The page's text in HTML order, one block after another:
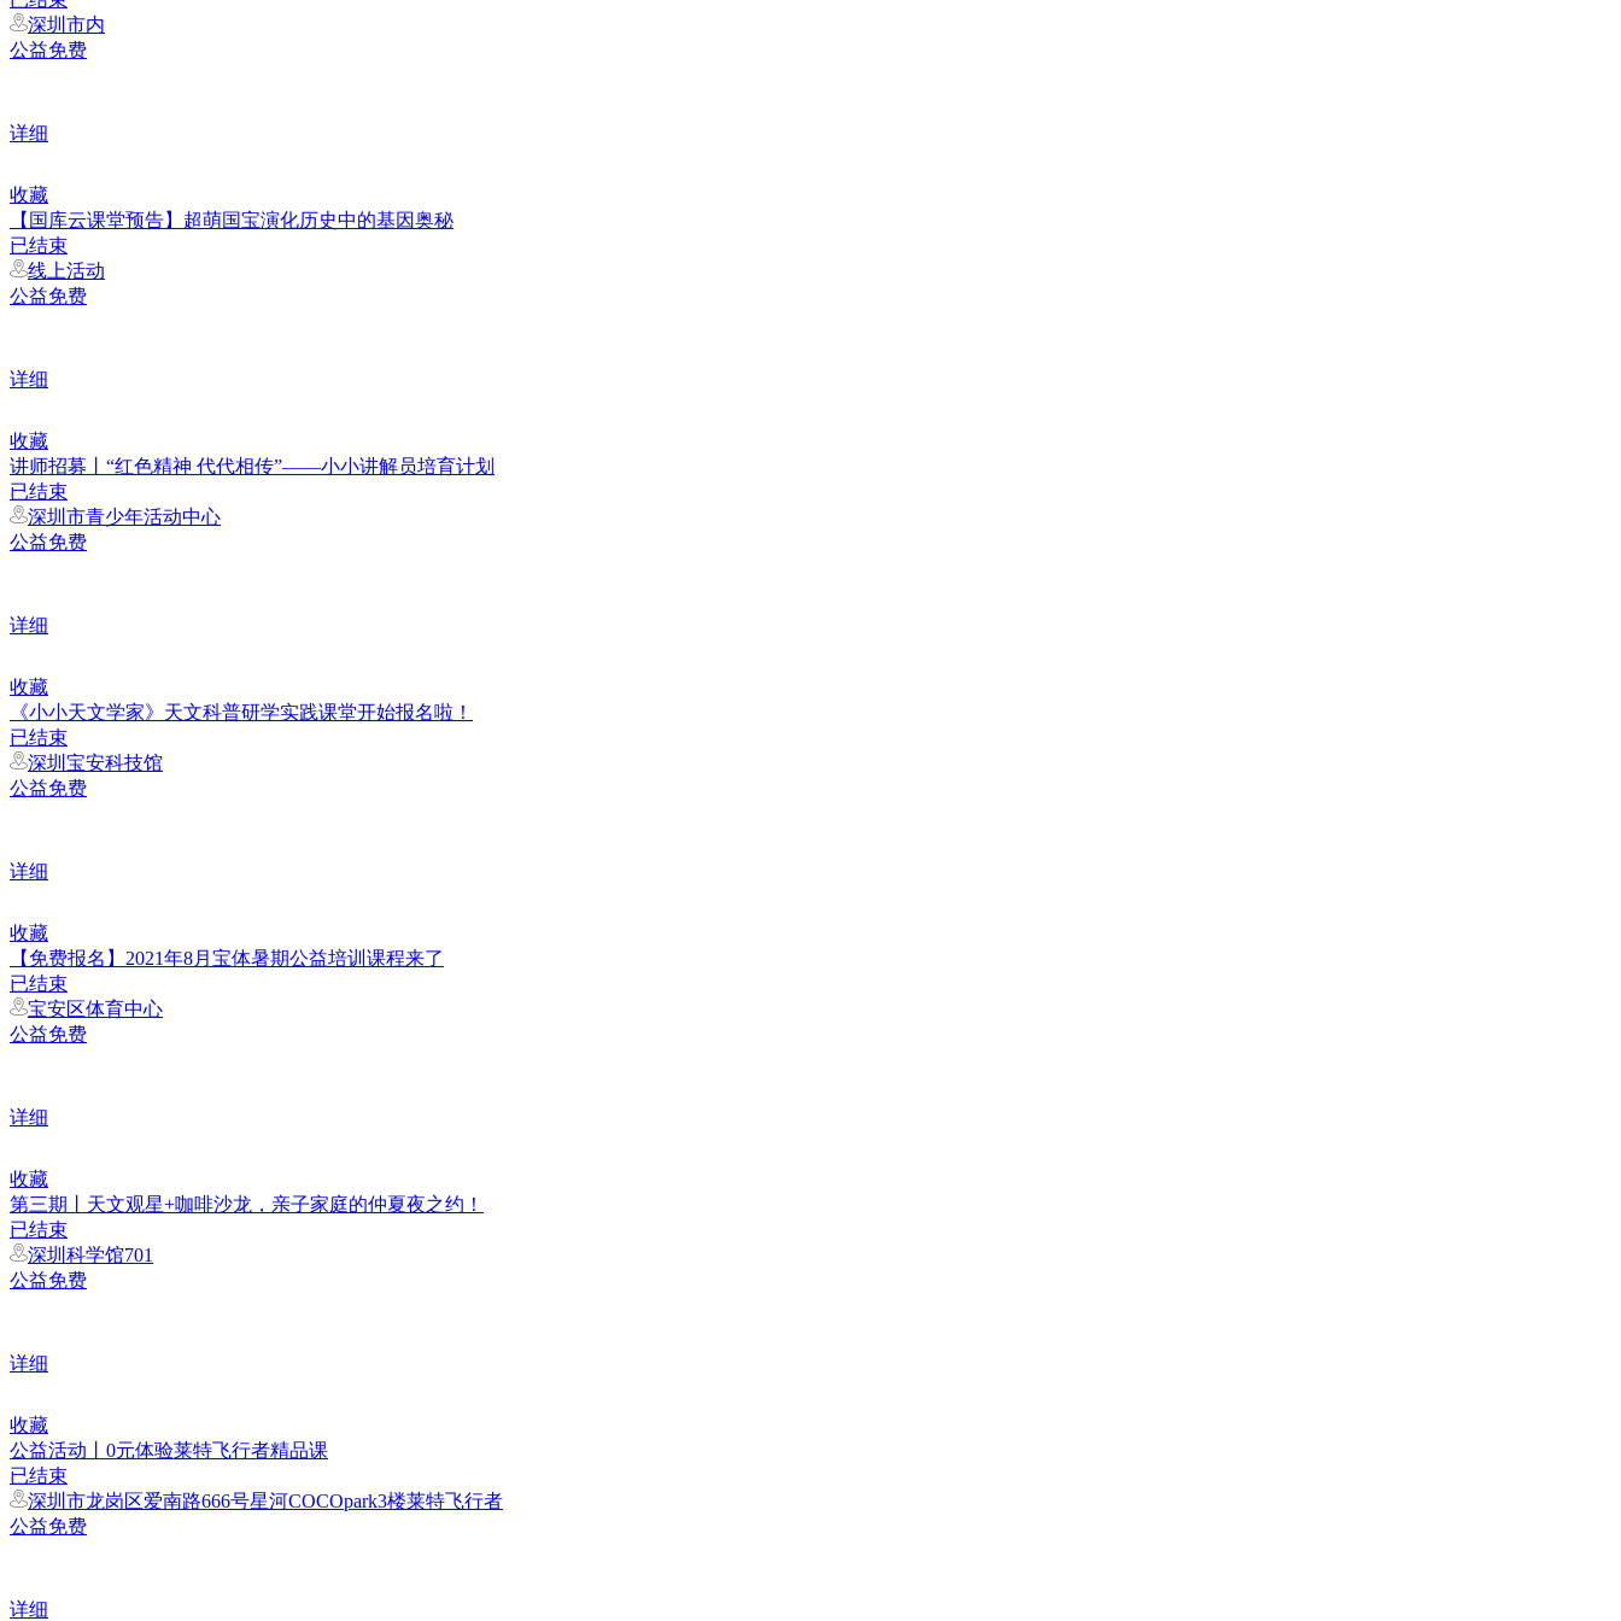
深圳市内
公益免费
详细
收藏
【国库云课堂预告】超萌国宝演化历史中的基因奥秘
已结束
线上活动
公益免费
详细
收藏
讲师招募丨“红色精神 代代相传”——小小讲解员培育计划
已结束
深圳市青少年活动中心
公益免费
详细
收藏
《小小天文学家》天文科普研学实践课堂开始报名啦！
已结束
深圳宝安科技馆
公益免费
详细
收藏
【免费报名】2021年8月宝体暑期公益培训课程来了
已结束
宝安区体育中心
公益免费
详细
收藏
第三期丨天文观星+咖啡沙龙，亲子家庭的仲夏夜之约！
已结束
深圳科学馆701
公益免费
详细
收藏
公益活动丨0元体验莱特飞行者精品课
已结束
深圳市龙岗区爱南路666号星河COCOpark3楼莱特飞行者
公益免费
详细